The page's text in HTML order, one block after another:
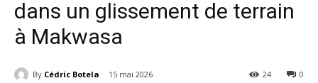
dans un glissement de terrain
à Makwasa
By Cédric Botela 15 mai 2026 0
24